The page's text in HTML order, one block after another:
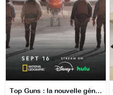
Top Guns : la nouvelle génération